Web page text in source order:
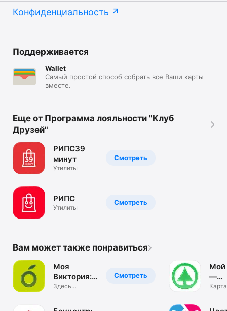
Конфиденциальность
Поддерживается
Wallet
Самый простой способ собрать все Ваши карты
вместе.
Еще от Программа лояльности "Клуб
Друзей"
Смотреть
РИПС39
минут
Утилиты
Смотреть
РИПС
Утилиты
Вам может также понравиться
Смотреть
Моя
Виктория:
акции и
Здесь
Мой
—